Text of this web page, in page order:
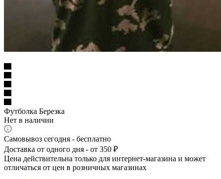
Футболка Березка
Нет в наличии
Самовывоз сегодня - бесплатно
Доставка от одного дня - от 350 ₽
Цена действительна только для интернет-магазина и может
отличаться от цен в розничных магазинах